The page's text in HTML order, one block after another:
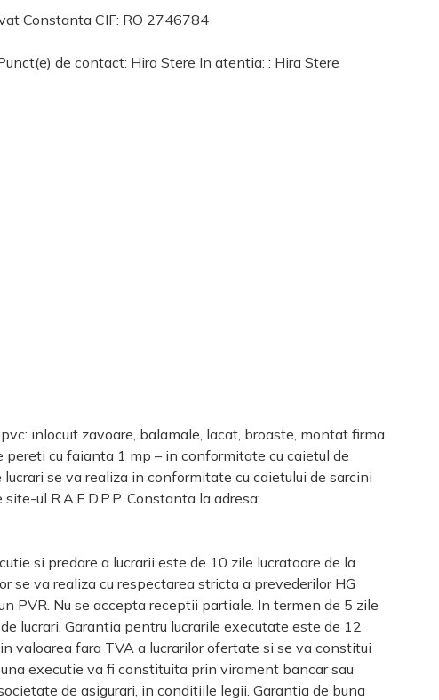
Constanta CIF: RO 2746784
de contact: Hira Stere In atentia: : Hira Stere
inlocuit zavoare, balamale, lacat, broaste, montat firma
cu faianta 1 mp – in conformitate cu caietul de
se va realiza in conformitate cu caietului de sarcini
ul R.A.E.D.P.P. Constanta la adresa:
si predare a lucrarii este de 10 zile lucratoare de la
se va realiza cu respectarea stricta a prevederilor HG
PVR. Nu se accepta receptii partiale. In termen de 5 zile
lucrari. Garantia pentru lucrarile executate este de 12
valoarea fara TVA a lucrarilor ofertate si se va constitui
executie va fi constituita prin virament bancar sau
de asigurari, in conditiile legii. Garantia de buna